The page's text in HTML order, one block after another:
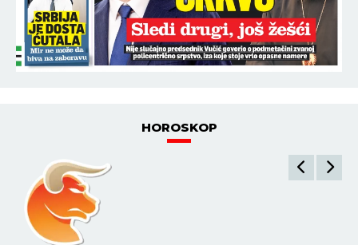
HOROSKOP